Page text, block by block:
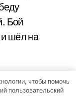
Бой
шёл на
проявил
Он
чтобы помочь
пользовательский